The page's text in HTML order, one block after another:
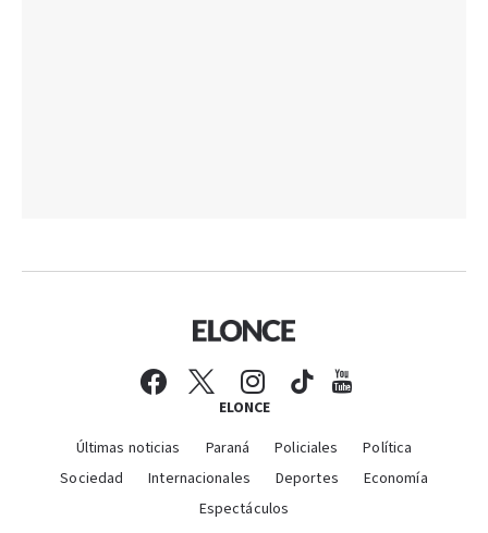
ELONCE
Últimas noticias Paraná Policiales
Política
Sociedad
Internacionales Deportes
Economía
Espectáculos